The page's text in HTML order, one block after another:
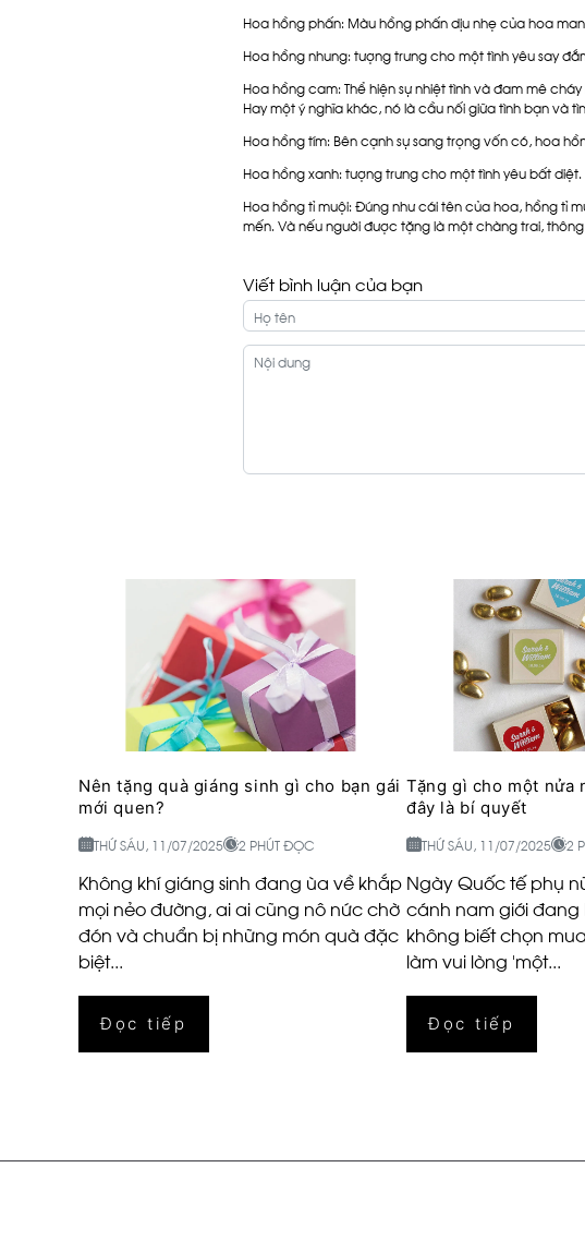
Hoa hồng phấn: Màu hồng phấn dịu nhẹ của hoa
Hoa hồng nhung: tượng trưng cho một tình yêu say
Hoa hồng cam: Thể hiện sự nhiệt tình và đam mê
Hay một ý nghĩa khác, nó là cầu nối giữa tình bạn và
Hoa hồng tím: Bên cạnh sự sang trọng vốn có, hoa
Hoa hồng xanh: tượng trưng cho một tình yêu bất diệt.
Hoa hồng tỉ muội: Đúng như cái tên của hoa, hồng tỉ
mến. Và nếu người được tặng là một chàng trai,
Viết bình luận của bạn
Nên tặng quà giáng sinh gì cho bạn gái
mới quen?
THỨ SÁU, 11/07/2025 2 PHÚT ĐỌC
Không khí giáng sinh đang ùa về khắp
mọi nẻo đường, ai ai cũng nô nức chờ
đón và chuẩn bị những món quà đặc
biệt...
Đọc tiếp
Tặng gì cho một nửa
đây là bí quyết
THỨ SÁU, 11/07/2025 2
Ngày Quốc tế phụ
cánh nam giới đang
không biết chọn
làm vui lòng 'một...
Đọc tiếp